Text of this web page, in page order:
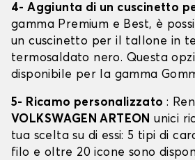
4- Aggiunta di un cuscinetto
gamma Premium e Best, è
un cuscinetto per il tallone in
termosaldato nero. Questa
disponibile per la gamma
5- Ricamo personalizzato :
VOLKSWAGEN ARTEON unici
tua scelta su di essi: 5 tipi di
filo e oltre 20 icone sono